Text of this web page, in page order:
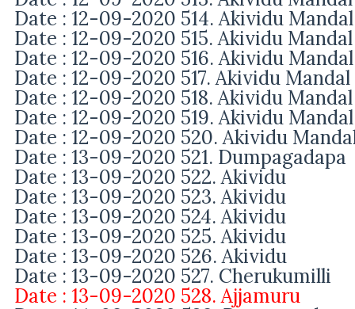
Date : 12-09-2020 514.Akividu
Date : 12-09-2020 515.Akividu
Date : 12-09-2020 516.Akividu
Date : 12-09-2020 517.Akividu
Date : 12-09-2020 518.Akividu
Date : 12-09-2020 519.Akividu
Date : 12-09-2020 520.Akividu
Date : 13-09-2020 521. Dumpagadapa
Date : 13-09-2020 522.Akividu
Date : 13-09-2020 523.Akividu
Date : 13-09-2020 524.Akividu
Date : 13-09-2020 525.Akividu
Date : 13-09-2020 526.Akividu
Date : 13-09-2020 527. Cherukumilli
Date : 13-09-2020 528.Ajjamuru